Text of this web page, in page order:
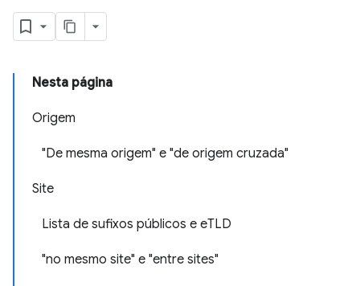
Nesta página
Origem
"De mesma origem" e "de origem cruzada"
Site
Lista de sufixos públicos e eTLD
"no mesmo site" e "entre sites"